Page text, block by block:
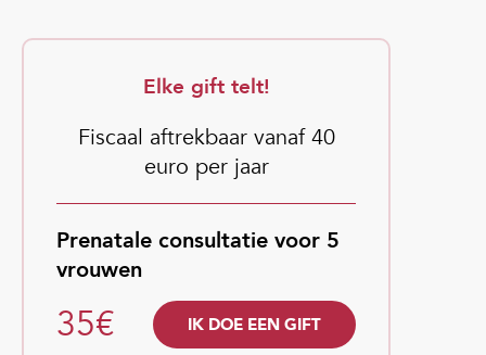
Elke gift telt!
Fiscaal aftrekbaar vanaf 40
euro per jaar
Prenatale consultatie voor 5
vrouwen
35€ IK DOE EEN GIFT